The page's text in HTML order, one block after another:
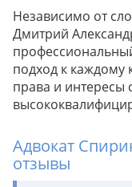
Независимо от
Дмитрий
подход к каждому
права и
Адвокат
отзывы